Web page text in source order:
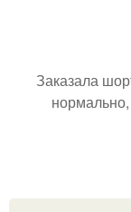
Заказала